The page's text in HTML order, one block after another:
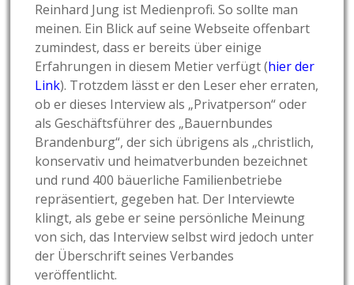
Reinhard Jung ist Medienprofi. So sollte man
meinen. Ein Blick auf seine Webseite offenbart
zumindest, dass er bereits über einige
Erfahrungen in diesem Metier verfügt (hier der
Link). Trotzdem lässt er den Leser eher erraten,
ob er dieses Interview als „Privatperson“ oder
als Geschäftsführer des „Bauernbundes
Brandenburg“, der sich übrigens als „christlich,
konservativ und heimatverbunden bezeichnet
und rund 400 bäuerliche Familienbetriebe
repräsentiert, gegeben hat. Der Interviewte
klingt, als gebe er seine persönliche Meinung
von sich, das Interview selbst wird jedoch unter
der Überschrift seines Verbandes
veröffentlicht.